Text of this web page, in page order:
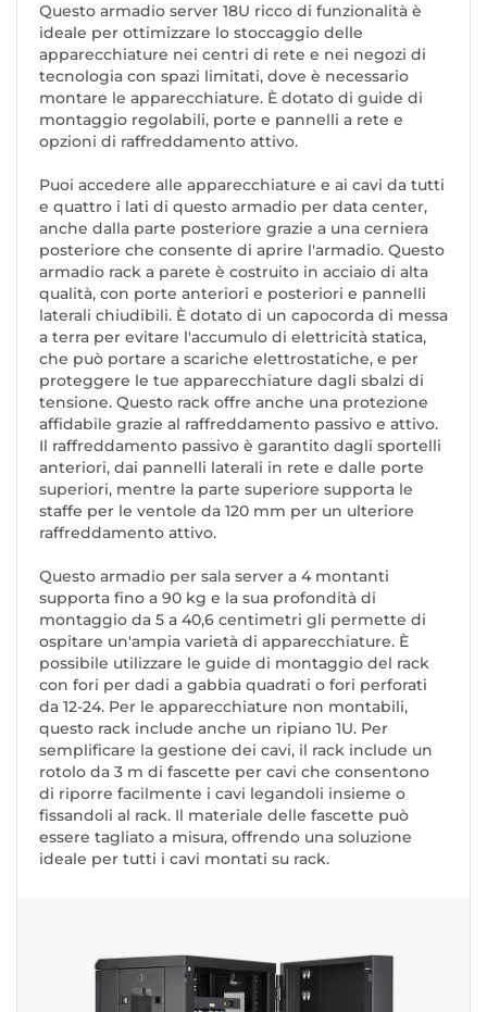
Questo armadio server 18U ricco di funzionalità è
ideale per ottimizzare lo stoccaggio delle
apparecchiature nei centri di rete e nei negozi di
tecnologia con spazi limitati, dove è necessario
montare le apparecchiature. È dotato di guide di
montaggio regolabili, porte e pannelli a rete e
opzioni di raffreddamento attivo.
Puoi accedere alle apparecchiature e ai cavi da tutti
e quattro i lati di questo armadio per data center,
anche dalla parte posteriore grazie a una cerniera
posteriore che consente di aprire l'armadio. Questo
armadio rack a parete è costruito in acciaio di alta
qualità, con porte anteriori e posteriori e pannelli
laterali chiudibili. È dotato di un capocorda di messa
a terra per evitare l'accumulo di elettricità statica,
che può portare a scariche elettrostatiche, e per
proteggere le tue apparecchiature dagli sbalzi di
tensione. Questo rack offre anche una protezione
affidabile grazie al raffreddamento passivo e attivo.
Il raffreddamento passivo è garantito dagli sportelli
anteriori, dai pannelli laterali in rete e dalle porte
superiori, mentre la parte superiore supporta le
staffe per le ventole da 120 mm per un ulteriore
raffreddamento attivo.
Questo armadio per sala server a 4 montanti
supporta fino a 90 kg e la sua profondità di
montaggio da 5 a 40,6 centimetri gli permette di
ospitare un'ampia varietà di apparecchiature. È
possibile utilizzare le guide di montaggio del rack
con fori per dadi a gabbia quadrati o fori perforati
da 12-24. Per le apparecchiature non montabili,
questo rack include anche un ripiano 1U. Per
semplificare la gestione dei cavi, il rack include un
rotolo da 3 m di fascette per cavi che consentono
di riporre facilmente i cavi legandoli insieme o
fissandoli al rack. Il materiale delle fascette può
essere tagliato a misura, offrendo una soluzione
ideale per tutti i cavi montati su rack.